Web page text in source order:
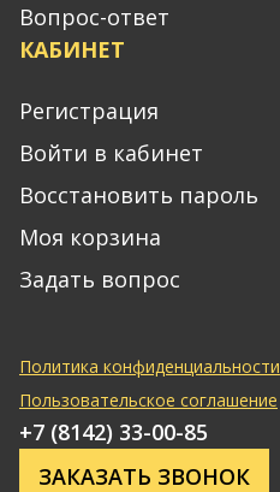
Вопрос-ответ
КАБИНЕТ
Регистрация
Войти в кабинет
Восстановить пароль
Моя корзина
Задать вопрос
Политика конфиденциальности
Пользовательское соглашение
+7 (8142) 33-00-85
ЗАКАЗАТЬ ЗВОНОК